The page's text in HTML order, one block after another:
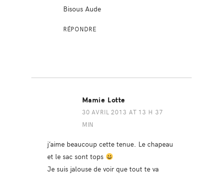
Bisous Aude
RÉPONDRE
Mamie Lotte
30 AVRIL 2013 AT 13 H 37
MIN
j’aime beaucoup cette tenue. Le chapeau
et le sac sont tops
Je suis jalouse de voir que tout te va